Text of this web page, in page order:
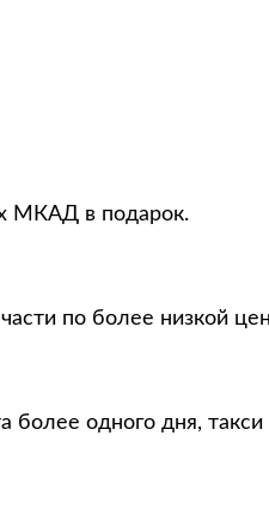
МКАД в подарок.
по более низкой
одного дня,